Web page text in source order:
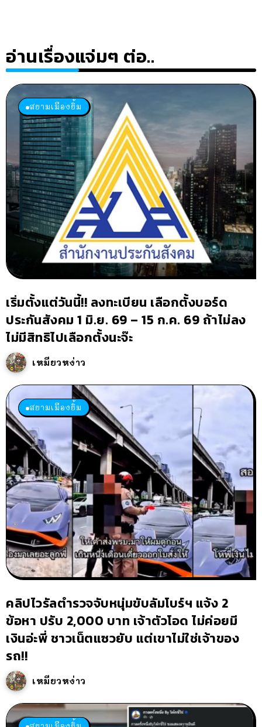
อ่านเรื่องแจ่มๆ ต่อ..
สยามเมืองยิ้ม
เริ่มตั้งแต่วันนี้!! ลงทะเบียน เลือกตั้งบอร์ด
ประกันสังคม 1 มิ.ย. 69 – 15 ก.ค. 69 ถ้าไม่ลง
ไม่มีสิทธิไปเลือกตั้งนะจ๊ะ
เหมียวหง่าว
สยามเมืองยิ้ม
คลิปไวรัลตำรวจจับหนุ่มขับลัมโบร์ฯ แจ้ง 2
ข้อหา ปรับ 2,000 บาท เจ้าตัวโอด ไม่ค่อยมี
เงินอ่ะพี่ ชาวเน็ตแซวยับ แต่เขาไม่ใช่เจ้าของ
รถ!!
เหมียวหง่าว